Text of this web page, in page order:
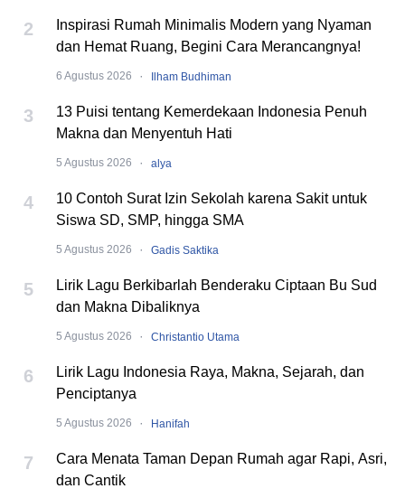
2
Inspirasi Rumah Minimalis Modern yang Nyaman
dan Hemat Ruang, Begini Cara Merancangnya!
6 Agustus 2026 · Ilham Budhiman
3
13 Puisi tentang Kemerdekaan Indonesia Penuh
Makna dan Menyentuh Hati
5 Agustus 2026 · alya
4
10 Contoh Surat Izin Sekolah karena Sakit untuk
Siswa SD, SMP, hingga SMA
5 Agustus 2026 · Gadis Saktika
5
Lirik Lagu Berkibarlah Benderaku Ciptaan Bu Sud
dan Makna Dibaliknya
5 Agustus 2026 · Christantio Utama
6
Lirik Lagu Indonesia Raya, Makna, Sejarah, dan
Penciptanya
5 Agustus 2026 · Hanifah
7
Cara Menata Taman Depan Rumah agar Rapi, Asri,
dan Cantik